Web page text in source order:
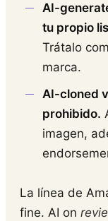
AI-
tu propio
Trátalo
marca.
AI-cloned
prohibido.
imagen,
La línea de
fine. AI on